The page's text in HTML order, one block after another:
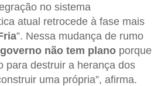
no sistema
atual retrocede à fase mais
”. Nessa mudança de rumo
não tem plano porque
para destruir a herança dos
uma própria”, afirma.